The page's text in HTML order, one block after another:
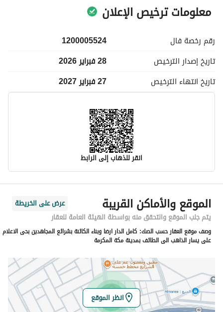
معلومات ترخيص الإعلان
رقم رخصة فال
1200005524
تاريخ إصدار الترخيص
28 فبراير 2026
تاريخ انتهاء الترخيص 27 فبراير 2027
انقر للذهاب إلى الرابط
معلومات مسؤول الإعلان
اسم المسؤول
ضيف الله بخيت زاعب المتعاني
رقم المسؤول
0554446779
المنطقة
منطقة مكة المكرمة
الموقع والأماكن القريبة
عرض على الخريطة
يتم جلب الموقع والتحقق منه بواسطة الهيئة العامة للعقار
وصف موقع العقار حسب الصك: كامل الدار ارضا وبناء الكائنة بشرائع المجاهدين بحى الاعلام
على يسار الذاهب الى الطائف بمدينة مكة المكرمة
انظر الموقع